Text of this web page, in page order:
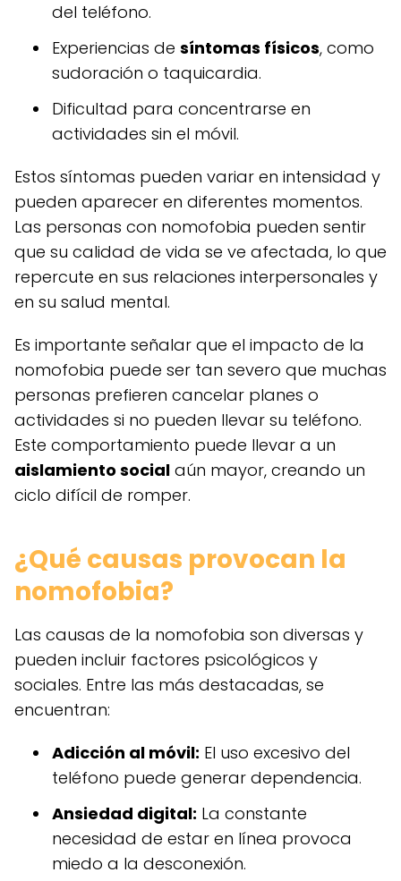
del teléfono.
Experiencias de síntomas físicos, como
sudoración o taquicardia.
Dificultad para concentrarse en
actividades sin el móvil.
Estos síntomas pueden variar en intensidad y
pueden aparecer en diferentes momentos.
Las personas con nomofobia pueden sentir
que su calidad de vida se ve afectada, lo que
repercute en sus relaciones interpersonales y
en su salud mental.
Es importante señalar que el impacto de la
nomofobia puede ser tan severo que muchas
personas prefieren cancelar planes o
actividades si no pueden llevar su teléfono.
Este comportamiento puede llevar a un
aislamiento social aún mayor, creando un
ciclo difícil de romper.
¿Qué causas provocan la
nomofobia?
Las causas de la nomofobia son diversas y
pueden incluir factores psicológicos y
sociales. Entre las más destacadas, se
encuentran:
Adicción al móvil: El uso excesivo del
teléfono puede generar dependencia.
Ansiedad digital: La constante
necesidad de estar en línea provoca
miedo a la desconexión.